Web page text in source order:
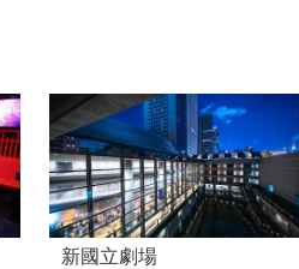
新國立劇場